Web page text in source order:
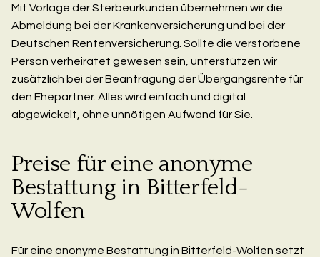
Mit Vorlage der Sterbeurkunden übernehmen wir die
Abmeldung bei der Krankenversicherung und bei der
Deutschen Rentenversicherung. Sollte die verstorbene
Person verheiratet gewesen sein, unterstützen wir
zusätzlich bei der Beantragung der Übergangsrente für
den Ehepartner. Alles wird einfach und digital
abgewickelt, ohne unnötigen Aufwand für Sie.
Preise für eine anonyme
Bestattung in Bitterfeld-
Wolfen
Für eine anonyme Bestattung in Bitterfeld-Wolfen setzt